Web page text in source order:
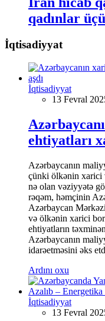
qadınlar
İqtisadiyyat
İqtisadiyyat
13 Fevral
ehtiyatları
Azərbaycanın
çünki ölkənin xarici
nə olan vəziyyətə
rəqəm, həmçinin
Azərbaycan
və ölkənin xarici
ehtiyatların
Azərbaycanın
idarəetməsini əks
Ardını oxu
İqtisadiyyat
13 Fevral